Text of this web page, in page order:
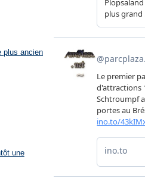
plus ancien
une